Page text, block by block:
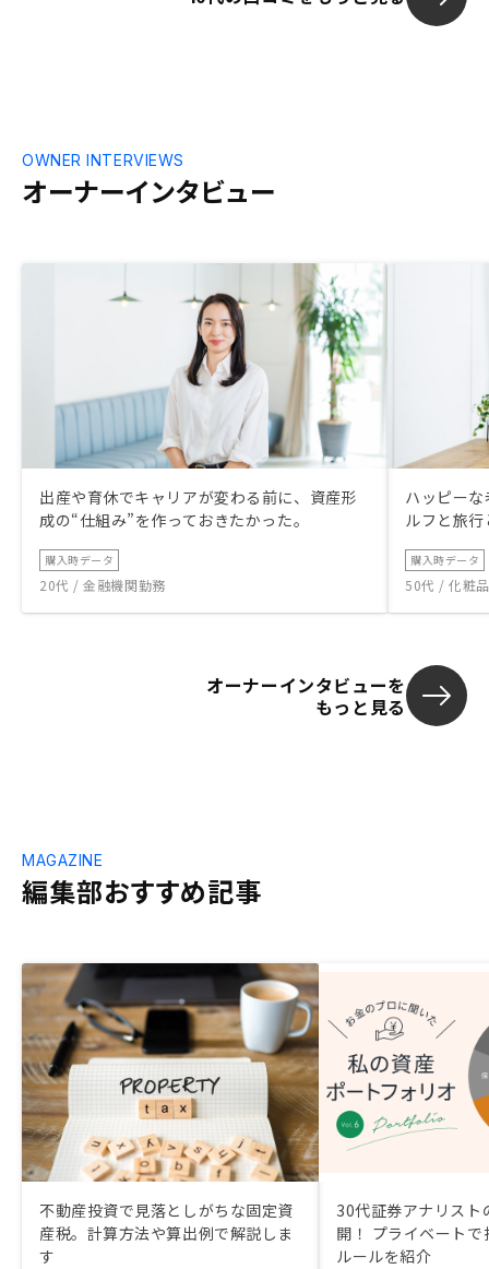
オーナーインタビュー
OWNER INTERVIEWS
出産や育休でキャリアが変わる前に、資産形
成の“仕組み”を作っておきたかった。
購入時データ
20代 / 金融機関勤務
ハッピー
ルフと旅
購入時データ
50代 / 化粧
オーナーインタビューを
もっと見る
編集部おすすめ記事
MAGAZINE
不動産投資で見落としがちな固定資
産税。計算方法や算出例で解説しま
す
30代証券アナリスト
開！ プライベート
ルールを紹介